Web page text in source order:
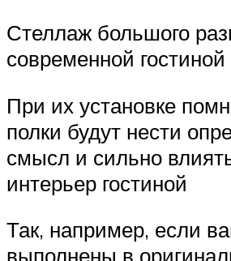
Стеллаж большого
современной гостиной
При их установке
полки будут нести
смысл и сильно
интерьер гостиной
Так, например, если
выполнены в